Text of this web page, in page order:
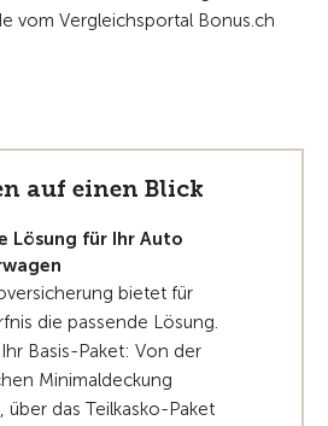
vom Vergleichsportal Bonus.ch
auf einen Blick
Lösung für Ihr Auto
bietet für
die passende Lösung.
Basis-Paket: Von der
Minimaldeckung
über das Teilkasko-Paket